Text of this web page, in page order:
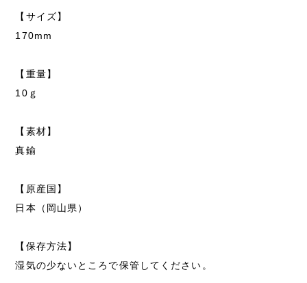
【サイズ】
170mm
【重量】
10ｇ
【素材】
真鍮
【原産国】
日本（岡山県）
【保存方法】
湿気の少ないところで保管してください。